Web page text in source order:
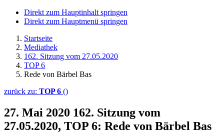
Direkt zum Hauptinhalt springen
Direkt zum Hauptmenü springen
Startseite
Mediathek
162. Sitzung vom 27.05.2020
TOP 6
Rede von Bärbel Bas
zurück zu: TOP 6 ()
27. Mai 2020 162. Sitzung vom
27.05.2020, TOP 6: Rede von Bärbel Bas